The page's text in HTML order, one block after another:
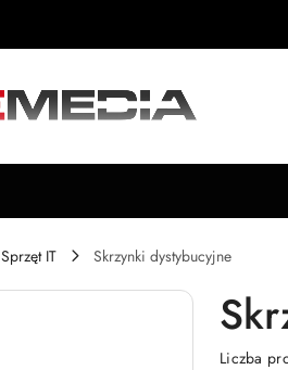
Sprzęt IT Skrzynki dystybucyjne
Liczba